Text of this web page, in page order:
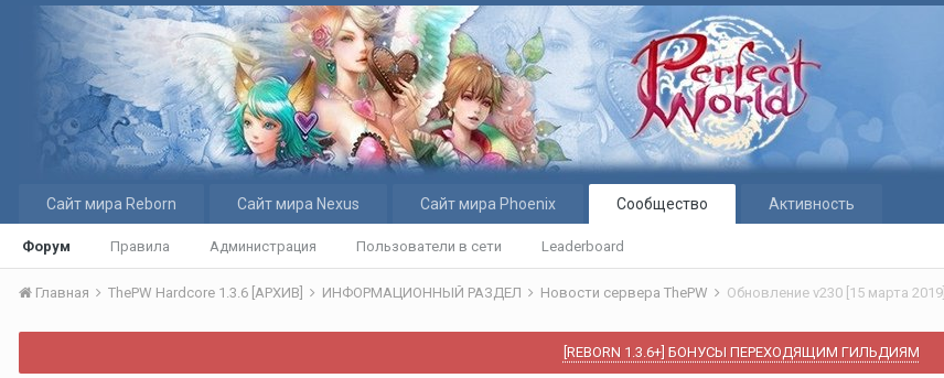
Сайт мира Reborn Сайт мира Nexus Сайт мира Phoenix Сообщество
Форум Правила Администрация Пользователи в сети Leaderboard
Активность
Главная ThePW Hardcore 1.3.6 [АРХИВ] ИНФОРМАЦИОННЫЙ РАЗДЕЛ Новости сервера ThePW Обновление v230 [15 марта 2019]
[REBORN 1.3.6+] БОНУСЫ ПЕРЕХОДЯЩИМ ГИЛЬДИЯМ